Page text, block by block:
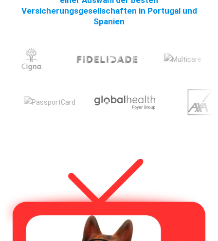
Versicherungsgesellschaften in Portugal und
Spanien